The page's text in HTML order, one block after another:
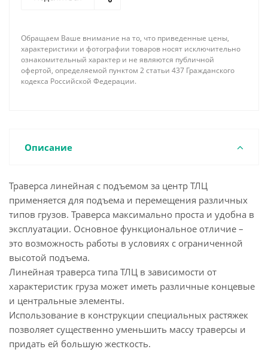
возможность изготовить линейную траверсу с
подъемом за центр необходимой длины,
грузоподъемности, соответствующей
комплектации концевыми элементами и
Обращаем Ваше внимание на то, что приведенные цены,
характеристики и фотографии товаров носят исключительно
ознакомительный характер и не являются публичной
офертой, определяемой пунктом 2 статьи 437 Гражданского
кодекса Российской Федерации.
Описание
Траверса линейная с подъемом за центр ТЛЦ
применяется для подъема и перемещения различных
типов грузов. Траверса максимально проста и удобна в
эксплуатации. Основное функциональное отличие –
это возможность работы в условиях с ограниченной
высотой подъема.
Линейная траверса типа ТЛЦ в зависимости от
характеристик груза может иметь различные концевые
и центральные элементы.
Использование в конструкции специальных растяжек
позволяет существенно уменьшить массу траверсы и
придать ей большую жесткость.